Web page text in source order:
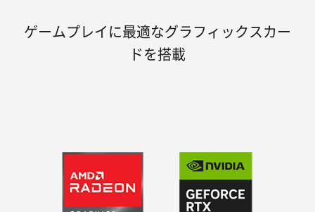
ゲームプレイに最適なグラフィックスカー
ドを搭載